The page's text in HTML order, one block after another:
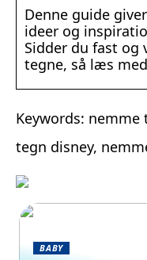
Denne guide
ideer og
Sidder du fast og
tegne, så læs
Keywords:
tegn disney,
BABY